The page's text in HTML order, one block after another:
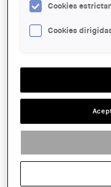
ENTIDAD
Sala d'Exposicions de la
Dissabtes, diumenges i
Cookies
Cookies